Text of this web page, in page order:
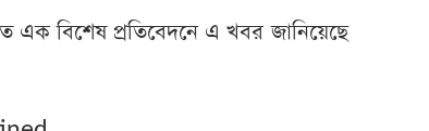
এক বিশেষ প্রতিবেদনে এ খবর জানিয়েছে